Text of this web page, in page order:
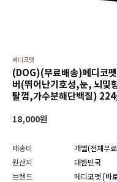
메디코펫
(DOG)(무료배송)메디코
버(뛰어난기호성,눈, 뇌및
탈껌,가수분해단백질)
18,000원
배송비 개별(전체무
원산지
대한민국
브랜드
메디코펫 [바